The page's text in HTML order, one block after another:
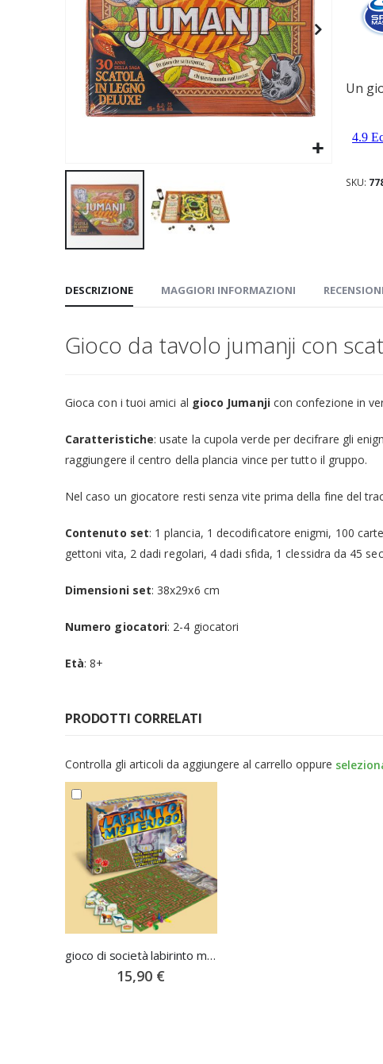
immagini
della
di
immagini
Un
SKU
DESCRIZIONE
Gioco da tavolo jumanji con
Gioca con i tuoi amici al gioco Jumanji con confezione in
Caratteristiche: usate la cupola verde per decifrare gli
raggiungere il centro della plancia vince per tutto il gruppo.
Nel caso un giocatore resti senza vite prima della fine del
Contenuto set: 1 plancia, 1 decodificatore enigmi, 100
gettoni vita, 2 dadi regolari, 4 dadi sfida, 1 clessidra da 45
Dimensioni set: 38x29x6 cm
Numero giocatori: 2-4 giocatori
Età: 8+
MAGGIORI INFORMAZIONI RECENSIONI
PRODOTTI CORRELATI
Controlla gli articoli da aggiungere al carrello oppure
gioco di società labirinto misterioso
15,90 €